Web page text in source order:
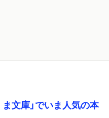
ま文庫」でいま人気の本